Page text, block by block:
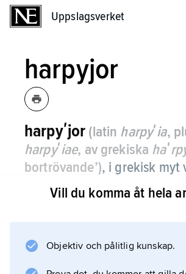
Uppslagsverket
harpyjor
harpyʹjor (latin harpyʹia,
harpyʹiae, av grekiska
bortrövande’), i grekisk myt
döttrar till Thaumas och
(’Storm’),
Vill du komma åt hela
Objektiv och pålitlig kunskap.